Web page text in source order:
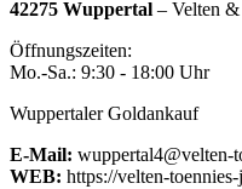
42275 Wuppertal – Velten &
Öffnungszeiten:
Mo.-Sa.: 9:30 - 18:00 Uhr
Wuppertaler Goldankauf
E-Mail: wuppertal4@velten-
WEB: https://velten-